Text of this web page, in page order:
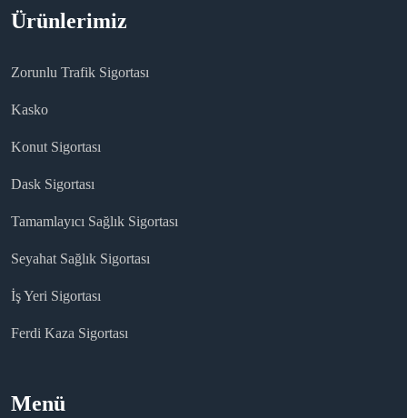
Ürünlerimiz
Zorunlu Trafik Sigortası
Kasko
Konut Sigortası
Dask Sigortası
Tamamlayıcı Sağlık Sigortası
Seyahat Sağlık Sigortası
İş Yeri Sigortası
Ferdi Kaza Sigortası
Menü